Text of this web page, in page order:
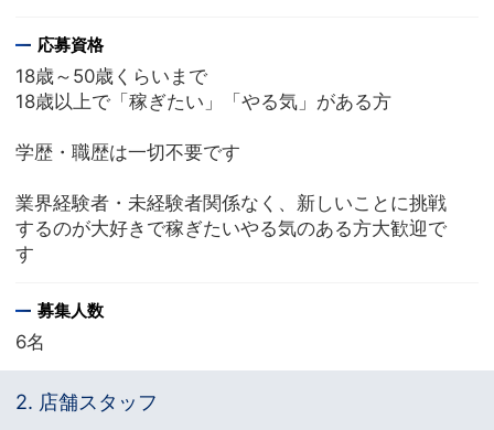
応募資格
18歳～50歳くらいまで
18歳以上で「稼ぎたい」「やる気」がある方
学歴・職歴は一切不要です
業界経験者・未経験者関係なく、新しいことに挑戦
するのが大好きで稼ぎたいやる気のある方大歓迎で
す
募集人数
6名
2. 店舗スタッフ